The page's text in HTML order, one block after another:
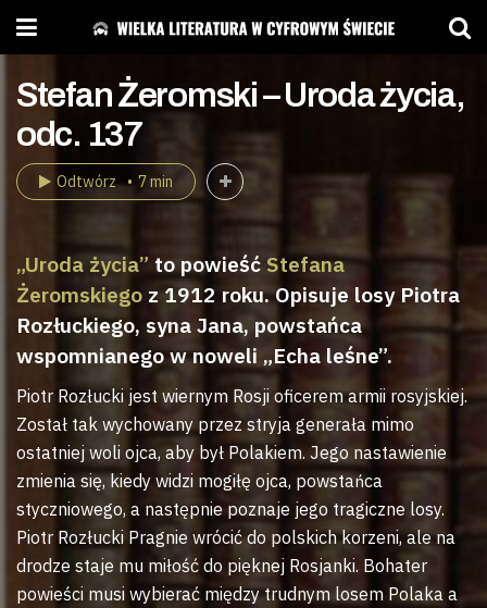
Stefan Żeromski – Uroda życia,
odc. 137
Odtwórz 7 min
„Uroda życia” to powieść Stefana
Żeromskiego z 1912 roku. Opisuje losy Piotra
Rozłuckiego, syna Jana, powstańca
wspomnianego w noweli „Echa leśne”.
Piotr Rozłucki jest wiernym Rosji oficerem armii rosyjskiej.
Został tak wychowany przez stryja generała mimo
ostatniej woli ojca, aby był Polakiem. Jego nastawienie
zmienia się, kiedy widzi mogiłę ojca, powstańca
styczniowego, a następnie poznaje jego tragiczne losy.
Piotr Rozłucki Pragnie wrócić do polskich korzeni, ale na
drodze staje mu miłość do pięknej Rosjanki. Bohater
powieści musi wybierać między trudnym losem Polaka a